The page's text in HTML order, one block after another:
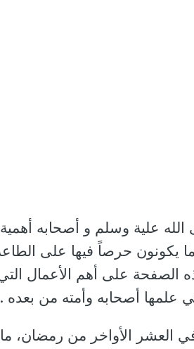
علية وسلم و أصحابه أهمية
يكونون حرصاً فيها على
الصفحة على أهم الأعمال
علمها أصحابه وأمته من بعده .
العشر الأواخر من رمضان، ما